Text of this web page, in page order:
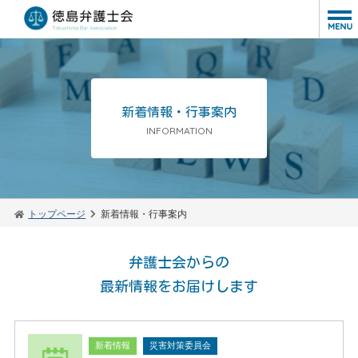
新着情報・行事案内
INFORMATION
トップページ 新着情報・行事案内
弁護士会からの
最新情報をお届けします
新着情報 災害対策委員会